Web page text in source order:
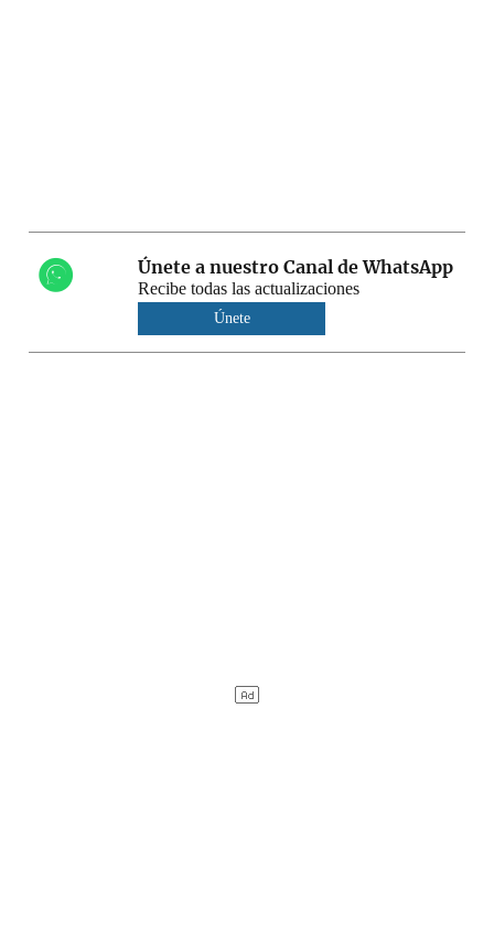
Únete a nuestro Canal de WhatsApp
Recibe todas las actualizaciones
Únete